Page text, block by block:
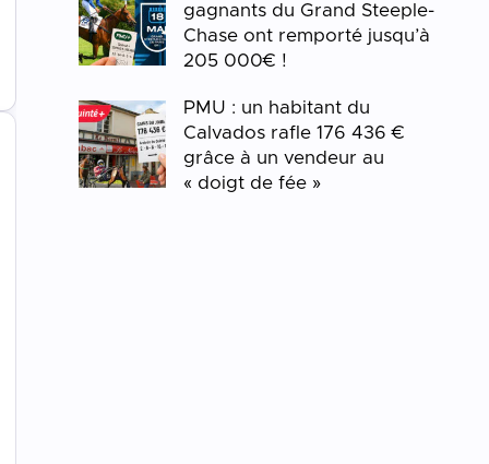
gagnants du Grand Steeple-
Chase ont remporté jusqu’à
205 000€ !
PMU : un habitant du
Calvados rafle 176 436 €
grâce à un vendeur au
« doigt de fée »